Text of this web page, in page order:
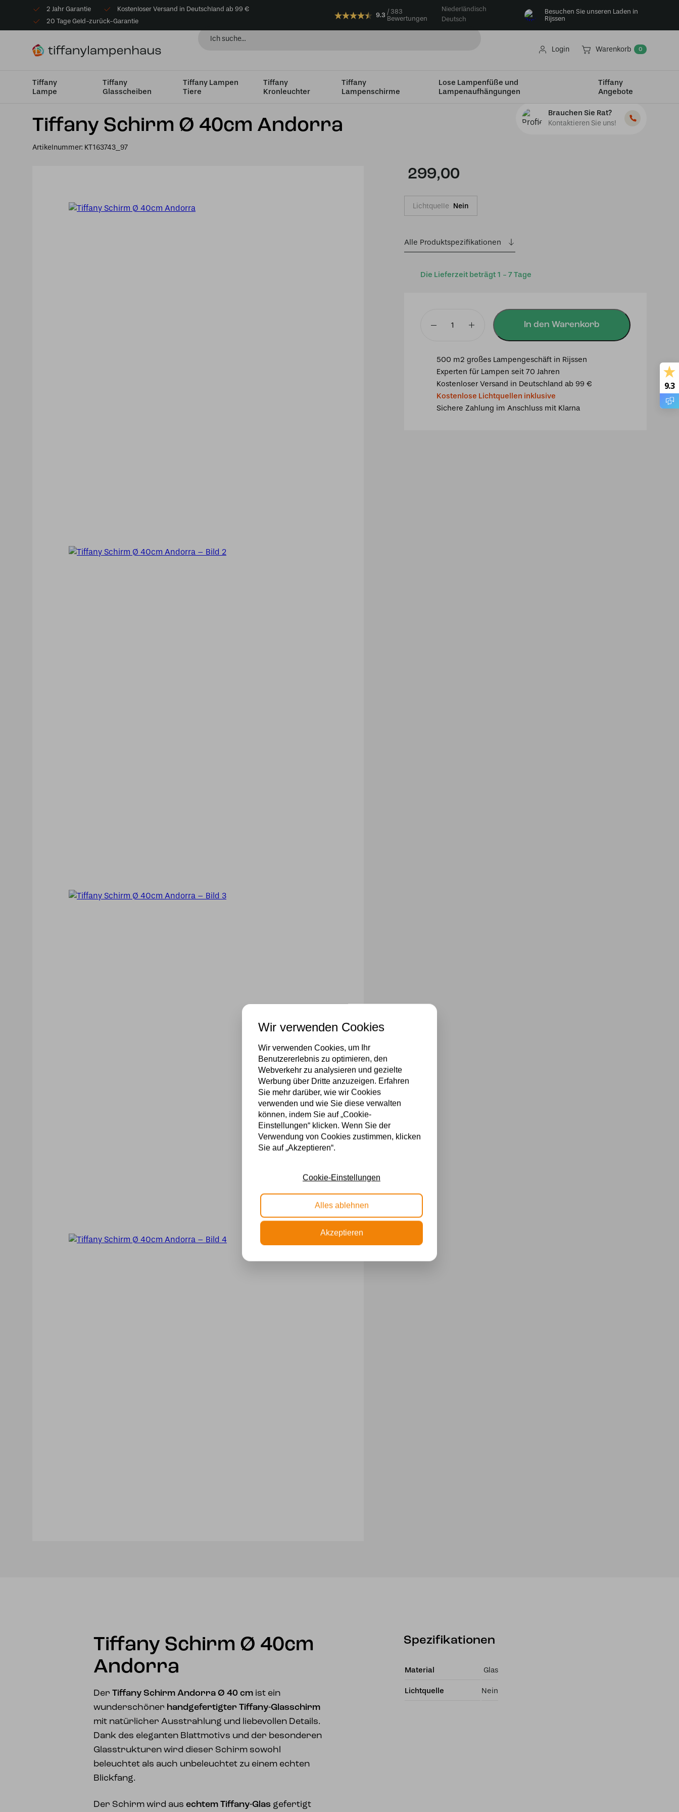
2 Jahr Garantie
Kostenloser Versand in Deutschland ab 99 €
20 Tage Geld-zurück-Garantie
9.3
383
Bewertungen
Niederländisch
Deutsch
Besuchen Sie unseren Laden in
Rijssen
Login Warenkorb 0
Tiffany
Lampe
Tiffany
Glasscheiben
Tiffany Lampen
Tiere
Tiffany
Kronleuchter
Tiffany
Lampenschirme
Lose Lampenfüße und
Lampenaufhängungen
Tiffany
Angebote
Startseite Lampenschirme Lampenschirme Medium Ø36 bis Ø49 cm Tiffany Schirm Ø 40cm Andorra
Tiffany Schirm Ø 40cm Andorra
Artikelnummer: KT163743_97
Brauchen Sie Rat?
Kontaktieren Sie uns!
Die Lieferzeit beträgt 1 - 7 Tage
299,00
Lichtquelle Nein
Alle Produktspezifikationen
Andorra
In den Warenkorb
500 m2 großes Lampengeschäft in Rijssen
Experten für Lampen seit 70 Jahren
Kostenloser Versand in Deutschland ab 99 €
Kostenlose Lichtquellen inklusive
Sichere Zahlung im Anschluss mit Klarna
Tiffany Schirm Ø 40cm
Andorra
DerTiffany Schirm Andorra Ø 40 cm ist ein
wunderschöner handgefertigter Tiffany-Glasschirm
mit natürlicher Ausstrahlung und liebevollen Details.
Dank des eleganten Blattmotivs und der besonderen
Glasstrukturen wird dieser Schirm sowohl
beleuchtet als auch unbeleuchtet zu einem echten
Blickfang.
Der Schirm wird ausechtem Tiffany-Glas gefertigt
Spezifikationen
Material Glas
Lichtquelle Nein
9.3
Wir verwenden Cookies
Wir verwenden Cookies, um Ihr
Benutzererlebnis zu optimieren, den
Webverkehr zu analysieren und gezielte
Werbung über Dritte anzuzeigen. Erfahren
Sie mehr darüber, wie wir Cookies
verwenden und wie Sie diese verwalten
können, indem Sie auf „Cookie-
Einstellungen“ klicken. Wenn Sie der
Verwendung von Cookies zustimmen, klicken
Sie auf „Akzeptieren“.
Cookie-Einstellungen
Alles ablehnen
Akzeptieren